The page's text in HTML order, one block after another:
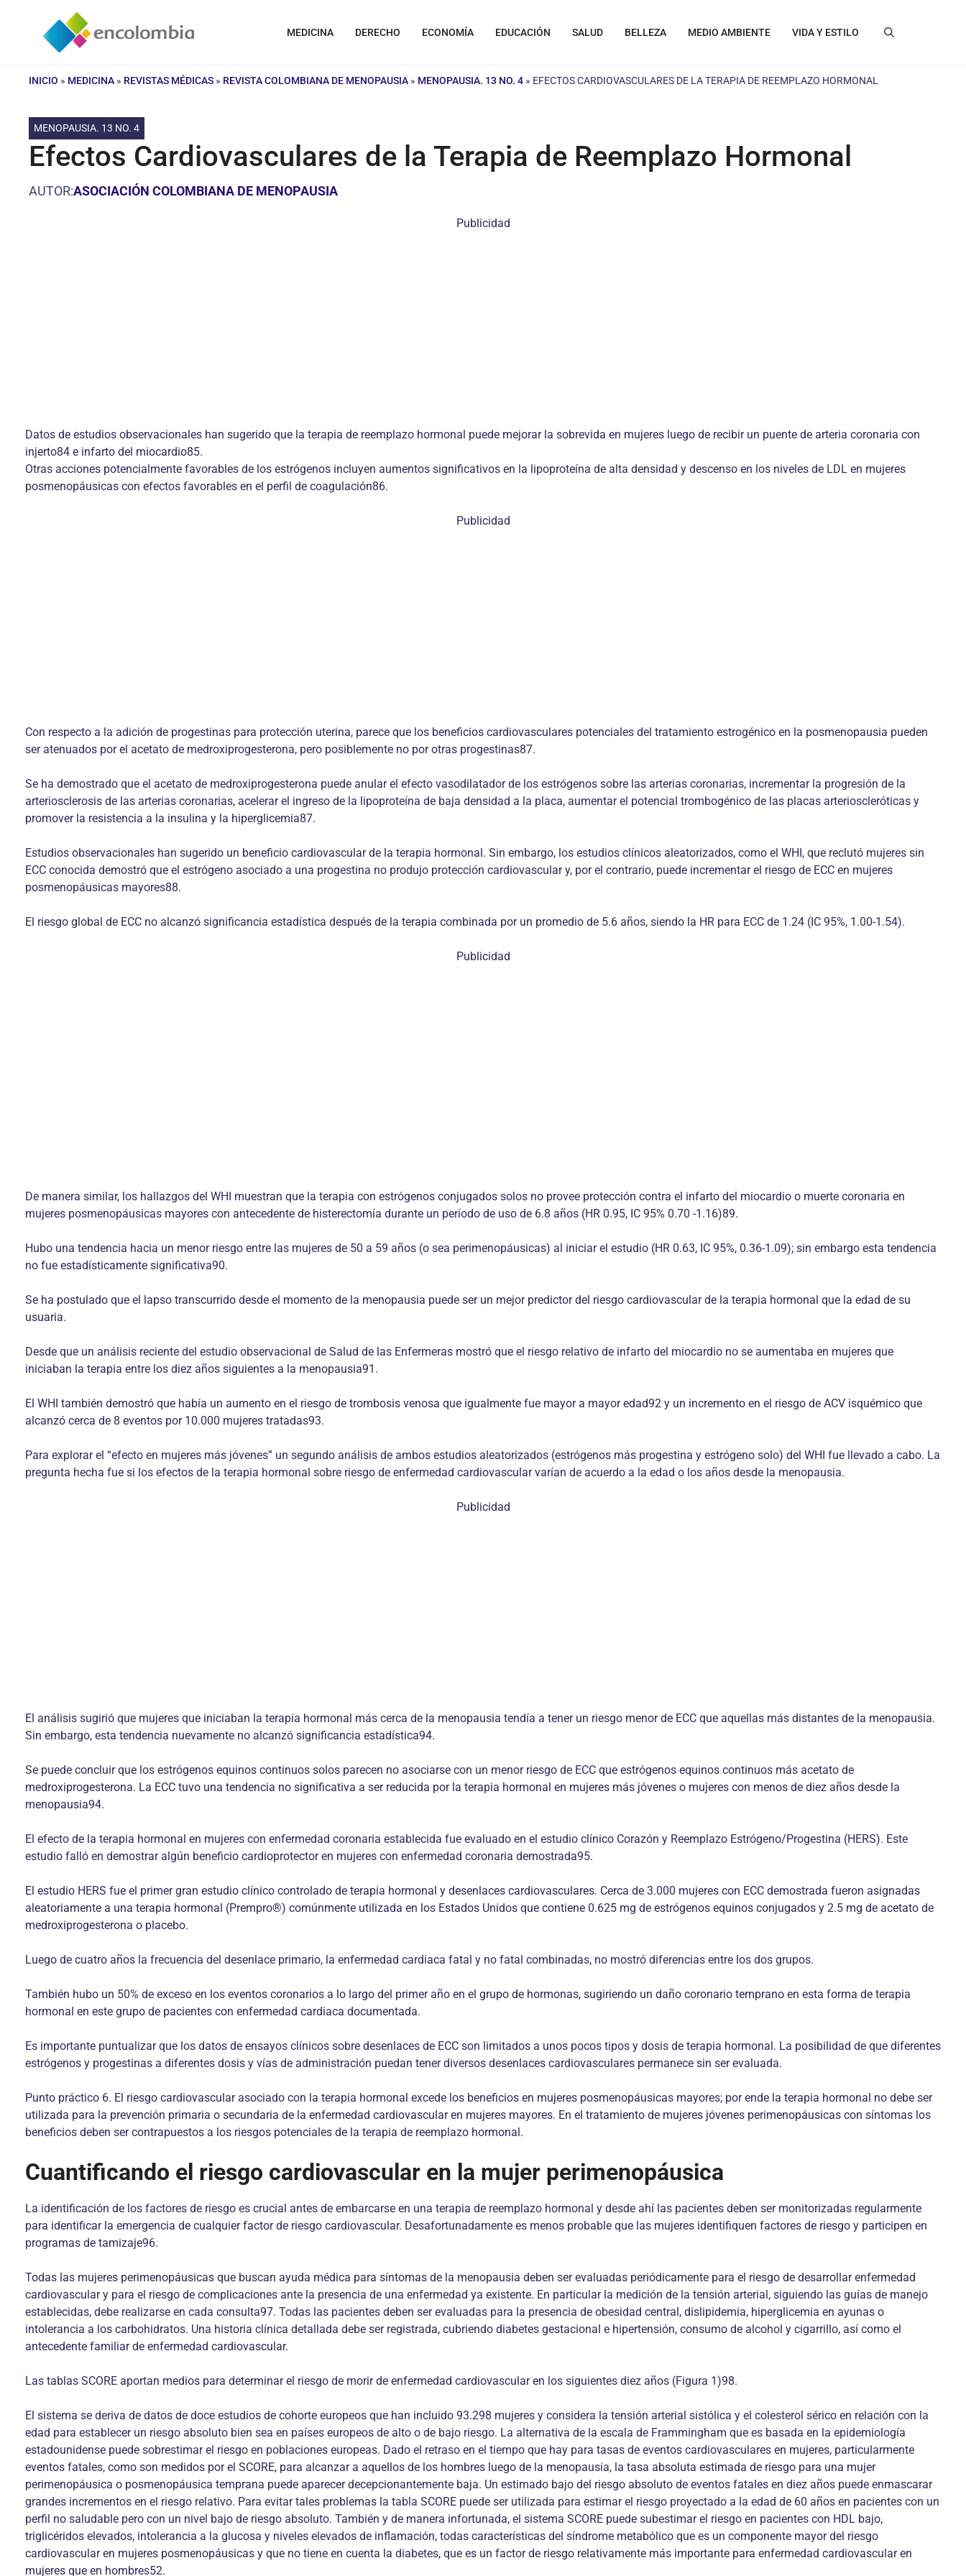
contenido
MEDICINA DERECHO ECONOMÍA EDUCACIÓN SALUD BELLEZA MEDIO AMBIENTE VIDA Y ESTILO
INICIO » MEDICINA » REVISTAS MÉDICAS » REVISTA COLOMBIANA DE MENOPAUSIA » MENOPAUSIA. 13 NO. 4 » EFECTOS CARDIOVASCULARES DE LA TERAPIA DE REEMPLAZO HORMONAL
MENOPAUSIA. 13 NO. 4
Efectos Cardiovasculares de la Terapia de Reemplazo Hormonal
AUTOR:ASOCIACIÓN COLOMBIANA DE MENOPAUSIA
Publicidad
Datos de estudios observacionales han sugerido que la terapia de reemplazo hormonal puede mejorar la sobrevida en mujeres luego de recibir un puente de arteria coronaria con
injerto84 e infarto del miocardio85.
Otras acciones potencialmente favorables de los estrógenos incluyen aumentos significativos en la lipoproteína de alta densidad y descenso en los niveles de LDL en mujeres
posmenopáusicas con efectos favorables en el perfil de coagulación86.
Publicidad
Con respecto a la adición de progestinas para protección uterina, parece que los beneficios cardiovasculares potenciales del tratamiento estrogénico en la posmenopausia pueden
ser atenuados por el acetato de medroxiprogesterona, pero posiblemente no por otras progestinas87.
Se ha demostrado que el acetato de medroxiprogesterona puede anular el efecto vasodilatador de los estrógenos sobre las arterias coronarias, incrementar la progresión de la
arteriosclerosis de las arterias coronarias, acelerar el ingreso de la lipoproteína de baja densidad a la placa, aumentar el potencial trombogénico de las placas arterioscleróticas y
promover la resistencia a la insulina y la hiperglicemia87.
Estudios observacionales han sugerido un beneficio cardiovascular de la terapia hormonal. Sin embargo, los estudios clínicos aleatorizados, como el WHI, que reclutó mujeres sin
ECC conocida demostró que el estrógeno asociado a una progestina no produjo protección cardiovascular y, por el contrario, puede incrementar el riesgo de ECC en mujeres
posmenopáusicas mayores88.
El riesgo global de ECC no alcanzó significancia estadística después de la terapia combinada por un promedio de 5.6 años, siendo la HR para ECC de 1.24 (IC 95%, 1.00-1.54).
Publicidad
De manera similar, los hallazgos del WHI muestran que la terapia con estrógenos conjugados solos no provee protección contra el infarto del miocardio o muerte coronaria en
mujeres posmenopáusicas mayores con antecedente de histerectomía durante un período de uso de 6.8 años (HR 0.95, IC 95% 0.70 -1.16)89.
Hubo una tendencia hacia un menor riesgo entre las mujeres de 50 a 59 años (o sea perimenopáusicas) al iniciar el estudio (HR 0.63, IC 95%, 0.36-1.09); sin embargo esta tendencia
no fue estadísticamente significativa90.
Se ha postulado que el lapso transcurrido desde el momento de la menopausia puede ser un mejor predictor del riesgo cardiovascular de la terapia hormonal que la edad de su
usuaria.
Desde que un análisis reciente del estudio observacional de Salud de las Enfermeras mostró que el riesgo relativo de infarto del miocardio no se aumentaba en mujeres que
iniciaban la terapia entre los diez años siguientes a la menopausia91.
El WHI también demostró que había un aumento en el riesgo de trombosis venosa que igualmente fue mayor a mayor edad92 y un incremento en el riesgo de ACV isquémico que
alcanzó cerca de 8 eventos por 10.000 mujeres tratadas93.
Para explorar el “efecto en mujeres más jóvenes” un segundo análisis de ambos estudios aleatorizados (estrógenos más progestina y estrógeno solo) del WHI fue llevado a cabo. La
pregunta hecha fue si los efectos de la terapia hormonal sobre riesgo de enfermedad cardiovascular varían de acuerdo a la edad o los años desde la menopausia.
Publicidad
El análisis sugirió que mujeres que iniciaban la terapia hormonal más cerca de la menopausia tendía a tener un riesgo menor de ECC que aquellas más distantes de la menopausia.
Sin embargo, esta tendencia nuevamente no alcanzó significancia estadística94.
Se puede concluir que los estrógenos equinos continuos solos parecen no asociarse con un menor riesgo de ECC que estrógenos equinos continuos más acetato de
medroxiprogesterona. La ECC tuvo una tendencia no significativa a ser reducida por la terapia hormonal en mujeres más jóvenes o mujeres con menos de diez años desde la
menopausia94.
El efecto de la terapia hormonal en mujeres con enfermedad coronaria establecida fue evaluado en el estudio clínico Corazón y Reemplazo Estrógeno/Progestina (HERS). Este
estudio falló en demostrar algún beneficio cardioprotector en mujeres con enfermedad coronaria demostrada95.
El estudio HERS fue el primer gran estudio clínico controlado de terapia hormonal y desenlaces cardiovasculares. Cerca de 3.000 mujeres con ECC demostrada fueron asignadas
aleatoriamente a una terapia hormonal (Prempro®) comúnmente utilizada en los Estados Unidos que contiene 0.625 mg de estrógenos equinos conjugados y 2.5 mg de acetato de
medroxiprogesterona o placebo.
Luego de cuatro años la frecuencia del desenlace primario, la enfermedad cardiaca fatal y no fatal combinadas, no mostró diferencias entre los dos grupos.
También hubo un 50% de exceso en los eventos coronarios a lo largo del primer año en el grupo de hormonas, sugiriendo un daño coronario temprano en esta forma de terapia
hormonal en este grupo de pacientes con enfermedad cardiaca documentada.
Es importante puntualizar que los datos de ensayos clínicos sobre desenlaces de ECC son limitados a unos pocos tipos y dosis de terapia hormonal. La posibilidad de que diferentes
estrógenos y progestinas a diferentes dosis y vías de administración puedan tener diversos desenlaces cardiovasculares permanece sin ser evaluada.
Punto práctico 6. El riesgo cardiovascular asociado con la terapia hormonal excede los beneficios en mujeres posmenopáusicas mayores; por ende la terapia hormonal no debe ser
utilizada para la prevención primaria o secundaria de la enfermedad cardiovascular en mujeres mayores. En el tratamiento de mujeres jóvenes perimenopáusicas con síntomas los
beneficios deben ser contrapuestos a los riesgos potenciales de la terapia de reemplazo hormonal.
Cuantificando el riesgo cardiovascular en la mujer perimenopáusica
La identificación de los factores de riesgo es crucial antes de embarcarse en una terapia de reemplazo hormonal y desde ahí las pacientes deben ser monitorizadas regularmente
para identificar la emergencia de cualquier factor de riesgo cardiovascular. Desafortunadamente es menos probable que las mujeres identifiquen factores de riesgo y participen en
programas de tamizaje96.
Todas las mujeres perimenopáusicas que buscan ayuda médica para síntomas de la menopausia deben ser evaluadas periódicamente para el riesgo de desarrollar enfermedad
cardiovascular y para el riesgo de complicaciones ante la presencia de una enfermedad ya existente. En particular la medición de la tensión arterial, siguiendo las guías de manejo
establecidas, debe realizarse en cada consulta97. Todas las pacientes deben ser evaluadas para la presencia de obesidad central, dislipidemia, hiperglicemia en ayunas o
intolerancia a los carbohidratos. Una historia clínica detallada debe ser registrada, cubriendo diabetes gestacional e hipertensión, consumo de alcohol y cigarrillo, así como el
antecedente familiar de enfermedad cardiovascular.
Las tablas SCORE aportan medios para determinar el riesgo de morir de enfermedad cardiovascular en los siguientes diez años (Figura 1)98.
El sistema se deriva de datos de doce estudios de cohorte europeos que han incluido 93.298 mujeres y considera la tensión arterial sistólica y el colesterol sérico en relación con la
edad para establecer un riesgo absoluto bien sea en países europeos de alto o de bajo riesgo. La alternativa de la escala de Frammingham que es basada en la epidemiología
estadounidense puede sobrestimar el riesgo en poblaciones europeas. Dado el retraso en el tiempo que hay para tasas de eventos cardiovasculares en mujeres, particularmente
eventos fatales, como son medidos por el SCORE, para alcanzar a aquellos de los hombres luego de la menopausia, la tasa absoluta estimada de riesgo para una mujer
perimenopáusica o posmenopáusica temprana puede aparecer decepcionantemente baja. Un estimado bajo del riesgo absoluto de eventos fatales en diez años puede enmascarar
grandes incrementos en el riesgo relativo. Para evitar tales problemas la tabla SCORE puede ser utilizada para estimar el riesgo proyectado a la edad de 60 años en pacientes con un
perfil no saludable pero con un nivel bajo de riesgo absoluto. También y de manera infortunada, el sistema SCORE puede subestimar el riesgo en pacientes con HDL bajo,
triglicéridos elevados, intolerancia a la glucosa y niveles elevados de inflamación, todas características del síndrome metabólico que es un componente mayor del riesgo
cardiovascular en mujeres posmenopáusicas y que no tiene en cuenta la diabetes, que es un factor de riesgo relativamente más importante para enfermedad cardiovascular en
mujeres que en hombres52.